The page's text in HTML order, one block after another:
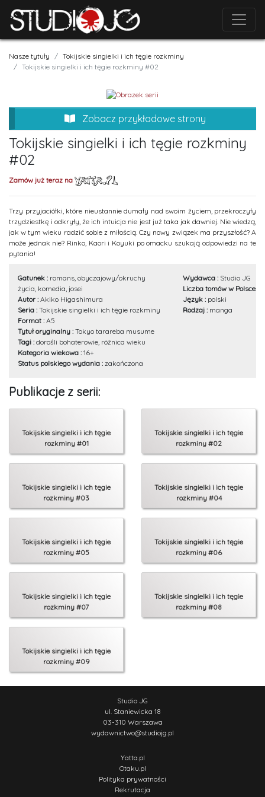
Nasze tytuły
Tokijskie singielki i ich tęgie rozkminy
Tokijskie singielki i ich tęgie rozkminy #02
Zobacz przykładowe strony
Tokijskie singielki i ich tęgie rozkminy
#02
Zamów już teraz na
Trzy przyjaciółki, które nieustannie dumały nad swoim życiem, przekroczyły
trzydziestkę i odkryły, że ich intuicja nie jest już taka jak dawniej. Nie wiedzą,
jak w tym wieku radzić sobie z miłością. Czy nowy związek ma przyszłość? A
może jednak nie? Rinko, Kaori i Koyuki po omacku szukają odpowiedzi na te
pytania!
Gatunek : romans, obyczajowy/okruchy
życia, komedia, josei
Autor : Akiko Higashimura
Seria : Tokijskie singielki i ich tęgie rozkminy
Format : A5
Tytuł oryginalny : Tokyo tarareba musume
Tagi : dorośli bohaterowie, różnica wieku
Kategoria wiekowa : 16+
Status polskiego wydania : zakończona
Wydawca : Studio JG
Liczba tomów w Polsce :
Język : polski
Rodzaj : manga
Publikacje z serii:
Tokijskie singielki i ich tęgie
rozkminy #01
Tokijskie singielki i ich tęgie
rozkminy #02
Tokijskie singielki i ich tęgie
rozkminy #03
Tokijskie singielki i ich tęgie
rozkminy #04
Tokijskie singielki i ich tęgie
rozkminy #05
Tokijskie singielki i ich tęgie
rozkminy #06
Tokijskie singielki i ich tęgie
rozkminy #07
Tokijskie singielki i ich tęgie
rozkminy #08
Tokijskie singielki i ich tęgie
rozkminy #09
Studio JG
ul. Staniewicka 18
03-310 Warszawa
wydawnictwo@studiojg.pl
Yatta.pl
Otaku.pl
Polityka prywatności
Rekrutacja